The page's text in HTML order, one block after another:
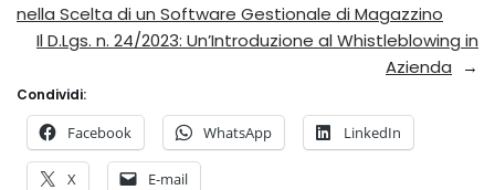
nella Scelta di un Software Gestionale di Magazzino
Il D.Lgs. n. 24/2023: Un’Introduzione al Whistleblowing in
Azienda
→
Condividi:
Facebook WhatsApp LinkedIn
X E-mail